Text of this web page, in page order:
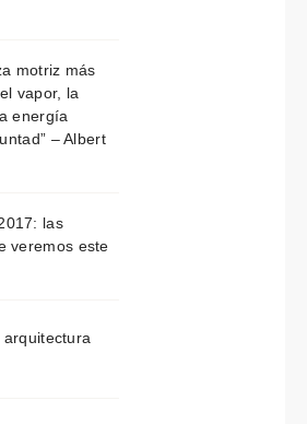
motriz más
vapor, la
energía
– Albert
las
veremos este